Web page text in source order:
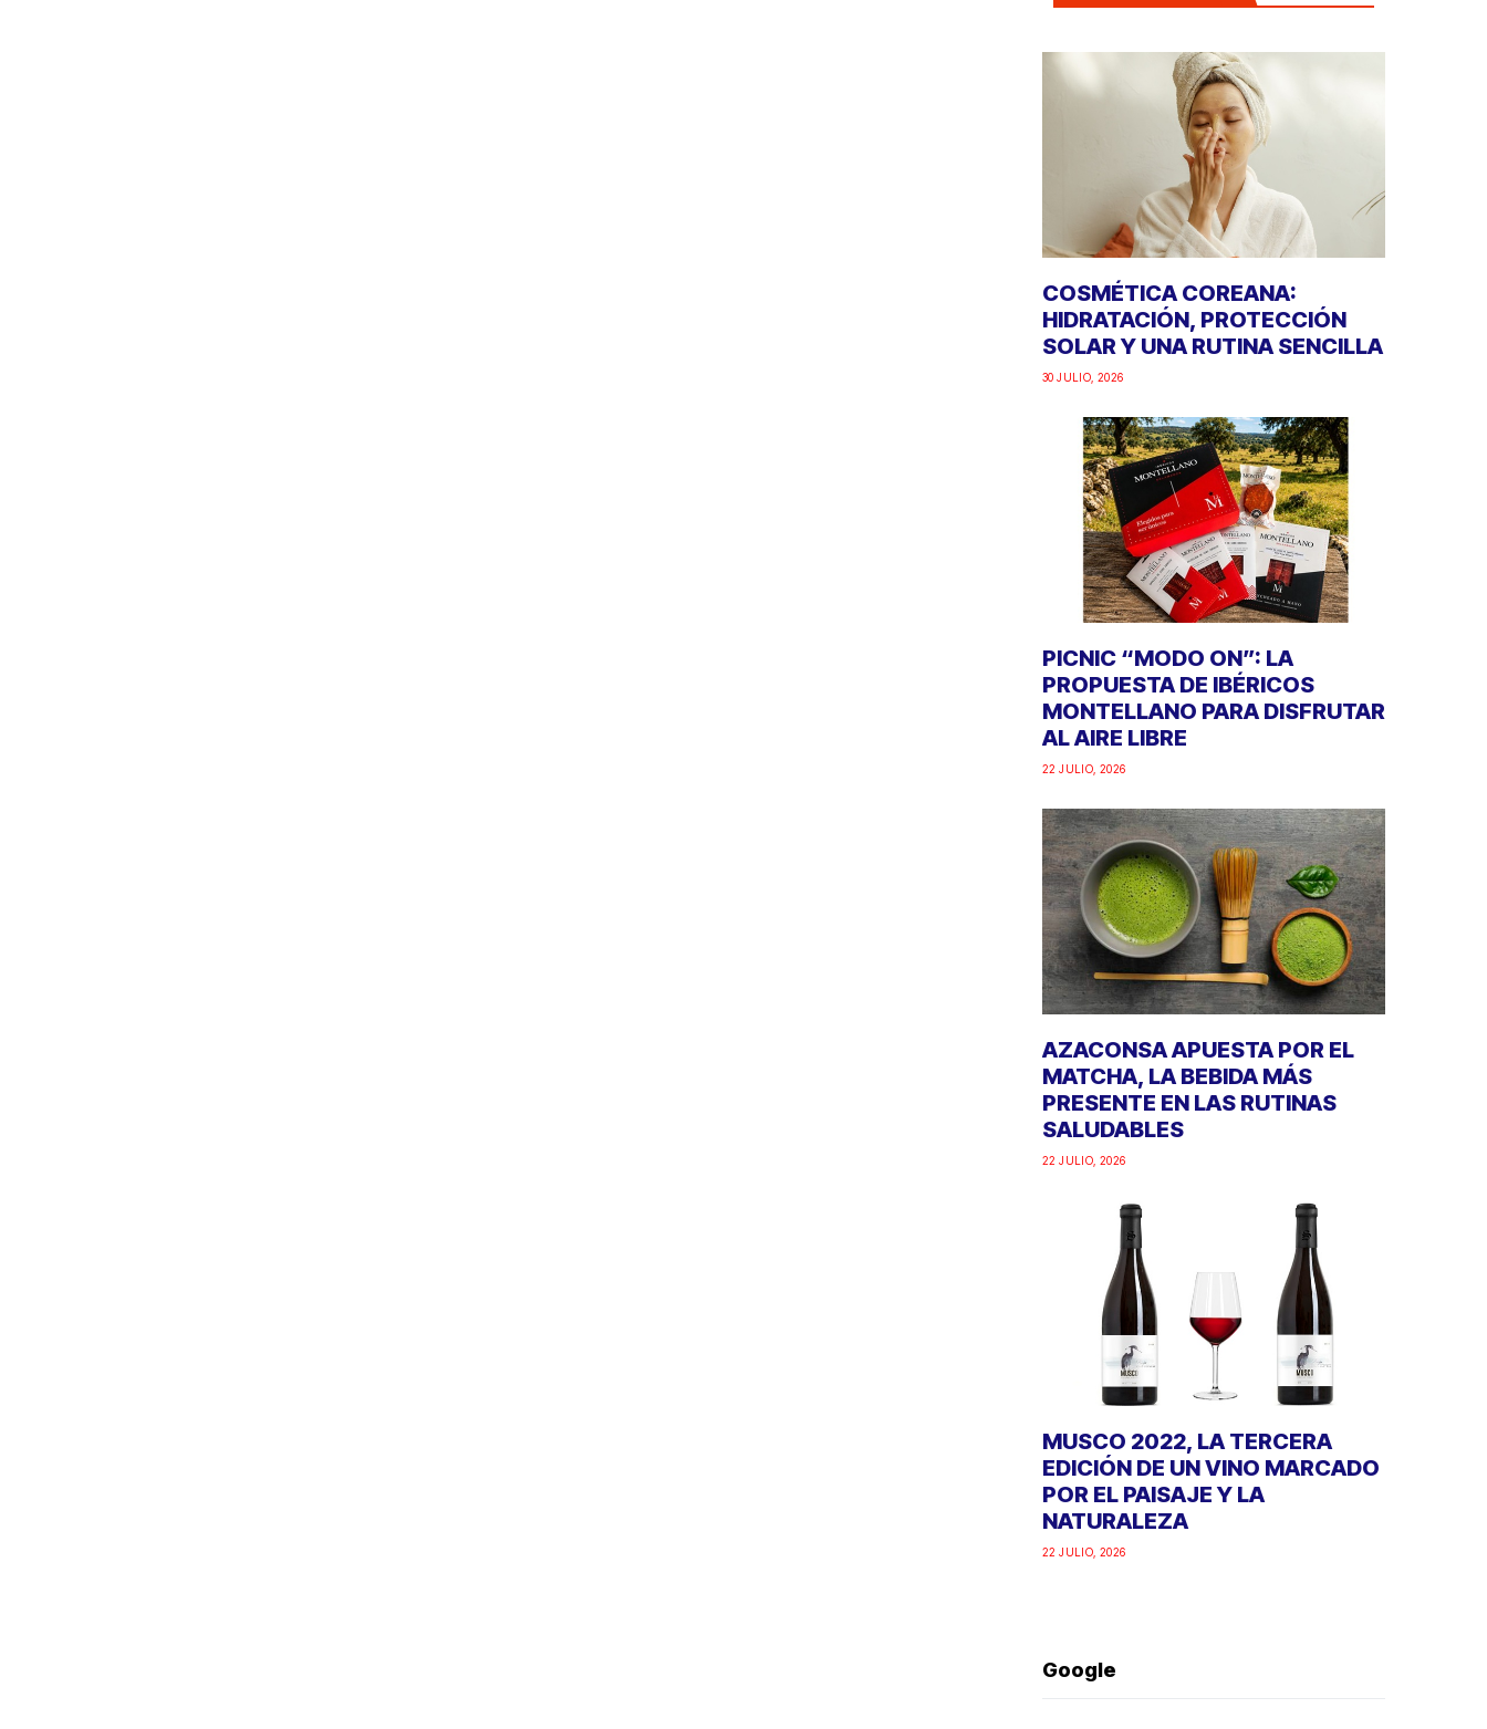
COSMÉTICA COREANA:
HIDRATACIÓN, PROTECCIÓN
SOLAR Y UNA RUTINA SENCILLA
30 JULIO, 2026
PICNIC “MODO ON”: LA
PROPUESTA DE IBÉRICOS
MONTELLANO PARA DISFRUTAR
AL AIRE LIBRE
22 JULIO, 2026
AZACONSA APUESTA POR EL
MATCHA, LA BEBIDA MÁS
PRESENTE EN LAS RUTINAS
SALUDABLES
22 JULIO, 2026
MUSCO 2022, LA TERCERA
EDICIÓN DE UN VINO MARCADO
POR EL PAISAJE Y LA
NATURALEZA
22 JULIO, 2026
Google